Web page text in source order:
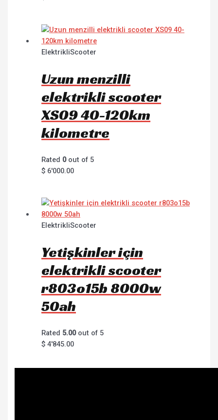
ElektrikliScooter
Uzun menzilli
elektrikli scooter
XS09 40-120km
kilometre
Rated 0out of 5
$ 6'000.00
ElektrikliScooter
Yetişkinler için
elektrikli scooter
r803o15b 8000w
50ah
Rated 5.00out of 5
$ 4'845.00